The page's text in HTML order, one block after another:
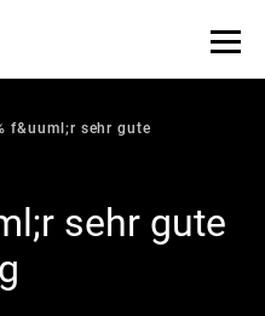
f&uuml;r sehr gute
sehr gute